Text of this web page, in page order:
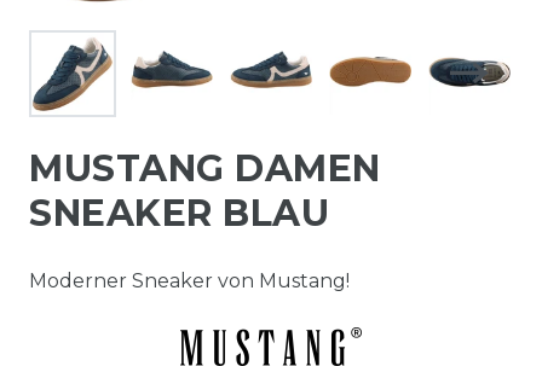
MUSTANG DAMEN
SNEAKER BLAU
Moderner Sneaker von Mustang!